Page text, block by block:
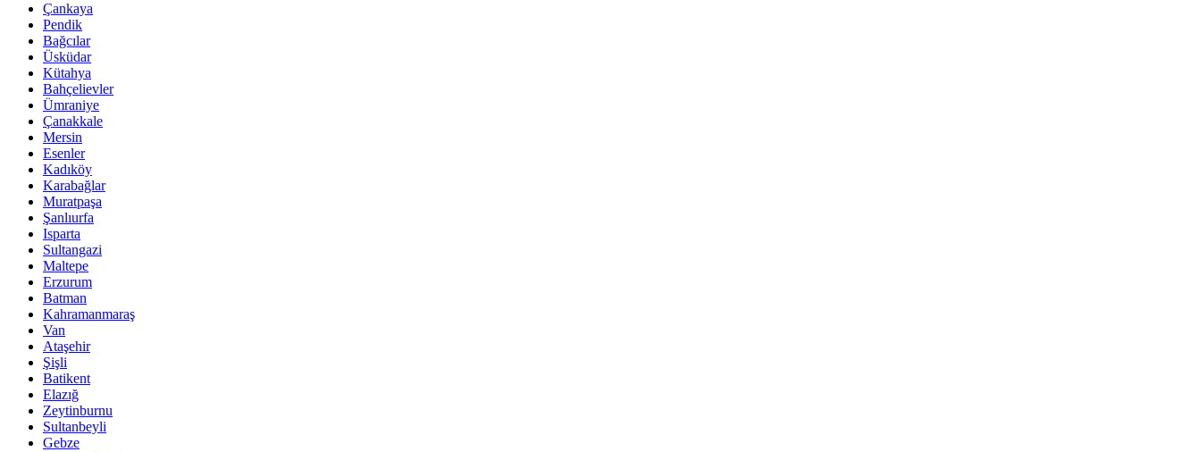
Çankaya
Pendik
Bağcılar
Üsküdar
Kütahya
Bahçelievler
Ümraniye
Çanakkale
Mersin
Esenler
Kadıköy
Karabağlar
Muratpaşa
Şanlıurfa
Isparta
Sultangazi
Maltepe
Erzurum
Batman
Kahramanmaraş
Van
Ataşehir
Şişli
Batikent
Elazığ
Zeytinburnu
Sultanbeyli
Gebze